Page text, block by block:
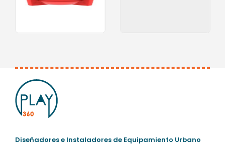
0out of 5
Diseñadores e Instaladores de Equipamiento Urbano